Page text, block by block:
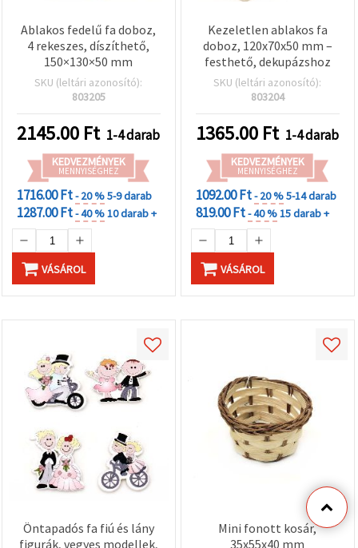
Ablakos fedelű fa doboz,
4 rekeszes, díszíthető,
150×130×50 mm
SKU (leltári azonosító):
803205
2145.00 Ft 1-4 darab
KEDVEZMÉNYEK
MENNYISÉGHEZ
1716.00 Ft- 20 %5-9 darab
1287.00 Ft- 40 %10 darab +
VÁSÁROL
Kezeletlen ablakos fa
doboz, 120x70x50 mm –
festhető, dekupázshoz
SKU (leltári azonosító):
803204
1365.00 Ft 1-4 darab
KEDVEZMÉNYEK
MENNYISÉGHEZ
1092.00 Ft- 20 %5-14 darab
819.00 Ft- 40 %15 darab +
VÁSÁROL
Öntapadós fa fiú és lány
figurák, vegyes modellek,
Mini fonott kosár,
35x55x40 mm